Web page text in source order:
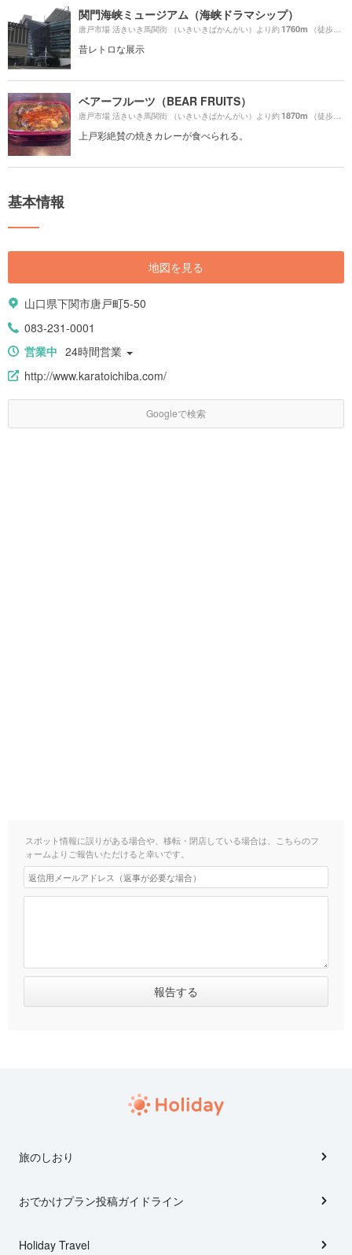
関門海峡ミュージアム（海峡ドラマシップ）
唐戸市場 活きいき馬関街 （いきいきばかんがい）より約1760m （徒歩30分）
昔レトロな展示
ベアーフルーツ（BEAR FRUITS）
唐戸市場 活きいき馬関街 （いきいきばかんがい）より約1870m （徒歩32分）
上戸彩絶賛の焼きカレーが食べられる。
基本情報
地図を見る
山口県下関市唐戸町5-50
083-231-0001
営業中 24時間営業
http://www.karatoichiba.com/
Googleで検索
スポット情報に誤りがある場合や、移転・閉店している場合は、こちらのフ
ォームよりご報告いただけると幸いです。
旅のしおり
おでかけプラン投稿ガイドライン
Holiday Travel